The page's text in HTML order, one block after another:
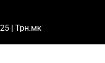
| Трн.мк